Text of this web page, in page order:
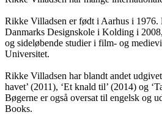
Rikke Villadsen er født i Aarhus i 1976.
Danmarks Designskole i Kolding i
og sideløbende studier i film- og
Universitet.
Rikke Villadsen har blandt andet
havet’ (2011), ‘Et knald til’ (2014) og
Bøgerne er også oversat til engelsk og
Books.